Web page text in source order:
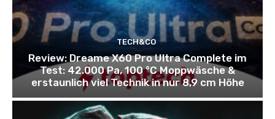
TECH&CO
Review: Dreame X60 Pro Ultra Complete im
Test: 42.000 Pa, 100 °C Moppwäsche &
erstaunlich viel Technik in nur 8,9 cm Höhe